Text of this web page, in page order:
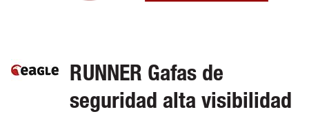
RUNNER Gafas de
seguridad alta visibilidad